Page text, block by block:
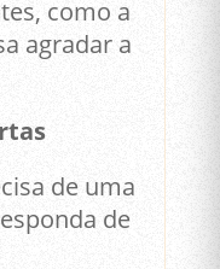
como a
agradar a
de uma
de